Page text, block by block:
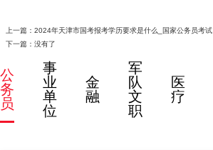
上一篇： 2024年天津市国考报考学历要求是什么_国家公务员考试
下一篇：没有了
公
务
员
事
业
单
位
金
融
军
队
文
职
医
疗